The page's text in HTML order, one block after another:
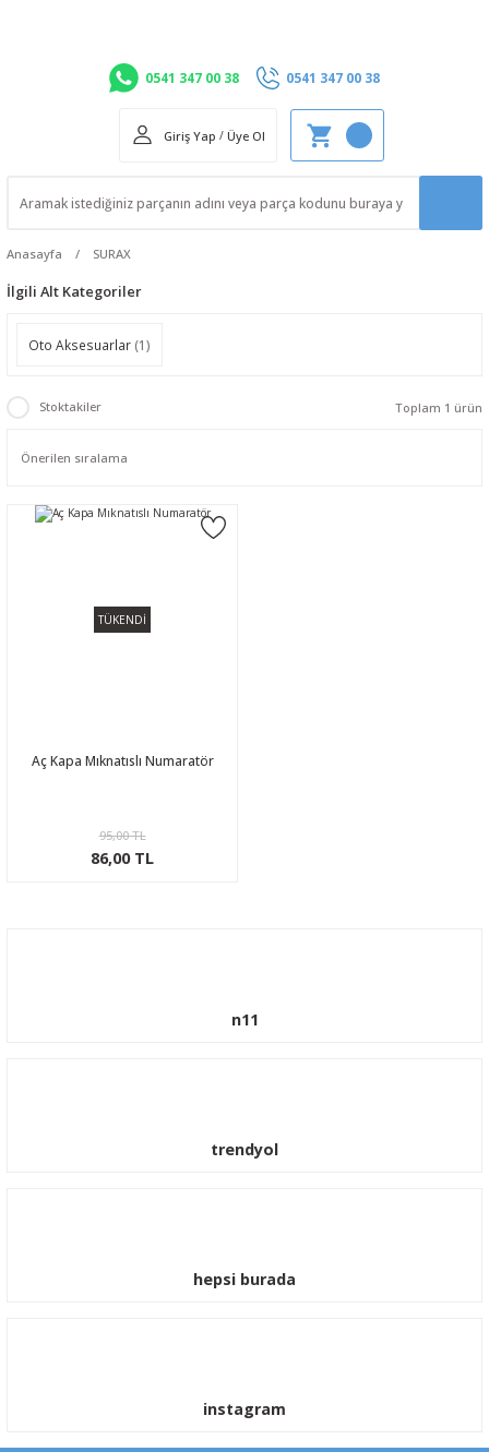
0541 347 00 38 0541 347 00 38
Giriş Yap / Üye Ol
Anasayfa SURAX
İlgili Alt Kategoriler
Oto Aksesuarlar (1)
Stoktakiler Toplam 1 ürün
TÜKENDİ
Aç Kapa Mıknatıslı Numaratör
95,00 TL
86,00 TL
n11
trendyol
hepsi burada
instagram